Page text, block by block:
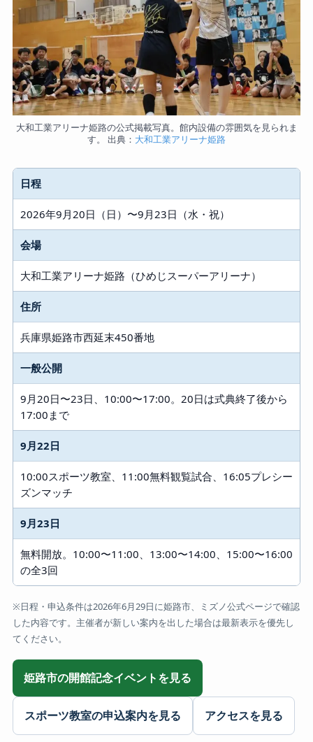
大和工業アリーナ姫路の公式掲載写真。館内設備の雰囲気を見られま
す。 出典： 大和工業アリーナ姫路
日程
2026年9月20日（日）〜9月23日（水・祝）
会場
大和工業アリーナ姫路（ひめじスーパーアリーナ）
住所
兵庫県姫路市西延末450番地
一般公開
9月20日〜23日、10:00〜17:00。20日は式典終了後から
17:00まで
9月22日
10:00スポーツ教室、11:00無料観覧試合、16:05プレシー
ズンマッチ
9月23日
無料開放。10:00〜11:00、13:00〜14:00、15:00〜16:00
の全3回
※日程・申込条件は2026年6月29日に姫路市、ミズノ公式ページで確認
した内容です。主催者が新しい案内を出した場合は最新表示を優先し
てください。
姫路市の開館記念イベントを見る
スポーツ教室の申込案内を見る アクセスを見る